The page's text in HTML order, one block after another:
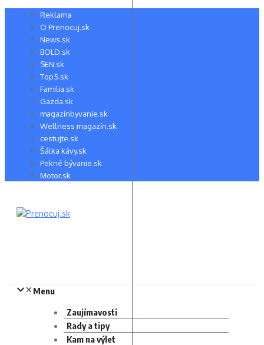
Preskočiť Reklama
O Prenocuj.sk
News.sk
BOLD.sk
SEN.sk
Top5.sk
Familia.sk
Gazda.sk
magazinbyvanie.sk
Wellness magazín.sk
cestujte.sk
Šálka kávy.sk
Pekné bývanie.sk
Motor.sk
Menu
Zaujímavosti
Rady a tipy
Kam na výlet